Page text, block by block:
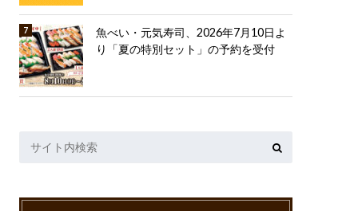
魚べい・元気寿司、2026年7月10日よ
り「夏の特別セット」の予約を受付